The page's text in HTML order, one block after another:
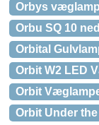
Orbys
Orbu SQ 10
Orbital
Orbit W2 LED
Orbit
Orbit Under